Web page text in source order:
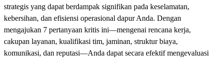
strategis yang dapat berdampak signifikan pada keselamatan,
kebersihan, dan efisiensi operasional dapur Anda. Dengan
mengajukan 7 pertanyaan kritis ini—mengenai rencana kerja,
cakupan layanan, kualifikasi tim, jaminan, struktur biaya,
komunikasi, dan reputasi—Anda dapat secara efektif mengevaluasi